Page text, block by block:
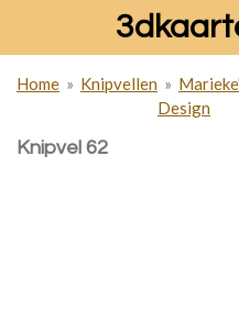
de
Home » Knipvellen »
Design
Knipvel 62